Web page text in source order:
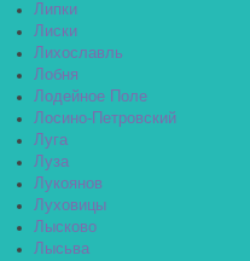
Липки
Лиски
Лихославль
Лобня
Лодейное Поле
Лосино-Петровский
Луга
Луза
Лукоянов
Луховицы
Лысково
Лысьва